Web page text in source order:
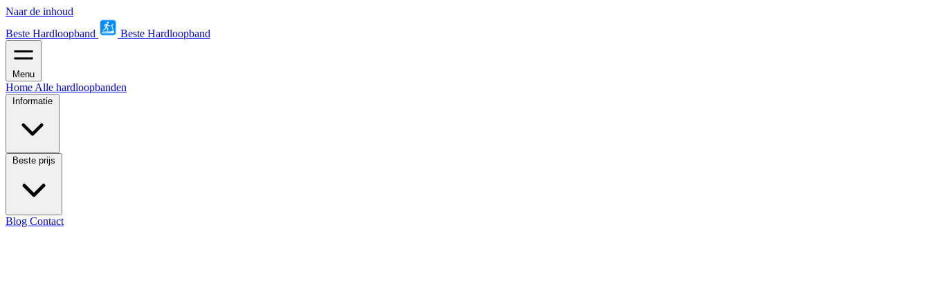
Naar de inhoud
Beste Hardloopband
Beste Hardloopband
Menu
Home Alle hardloopbanden
Informatie
Beste prijs
Blog Contact